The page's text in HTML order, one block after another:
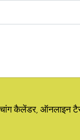
कैलेंडर, ऑनलाइन